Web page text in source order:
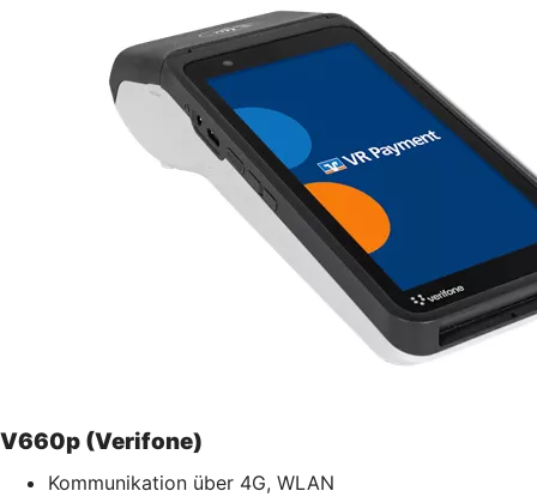
V660p (Verifone)
Kommunikation über 4G, WLAN